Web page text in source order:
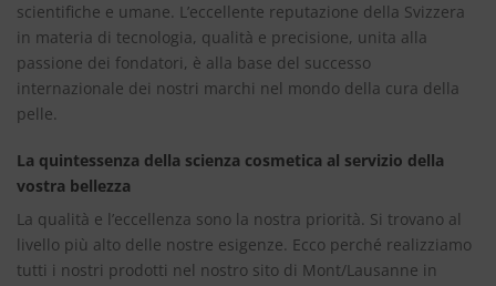
scientifiche e umane. L’eccellente reputazione della Svizzera
in materia di tecnologia, qualità e precisione, unita alla
passione dei fondatori, è alla base del successo
internazionale dei nostri marchi nel mondo della cura della
pelle.
La quintessenza della scienza cosmetica al servizio della
vostra bellezza
La qualità e l’eccellenza sono la nostra priorità. Si trovano al
livello più alto delle nostre esigenze. Ecco perché realizziamo
tutti i nostri prodotti nel nostro sito di Mont/Lausanne in